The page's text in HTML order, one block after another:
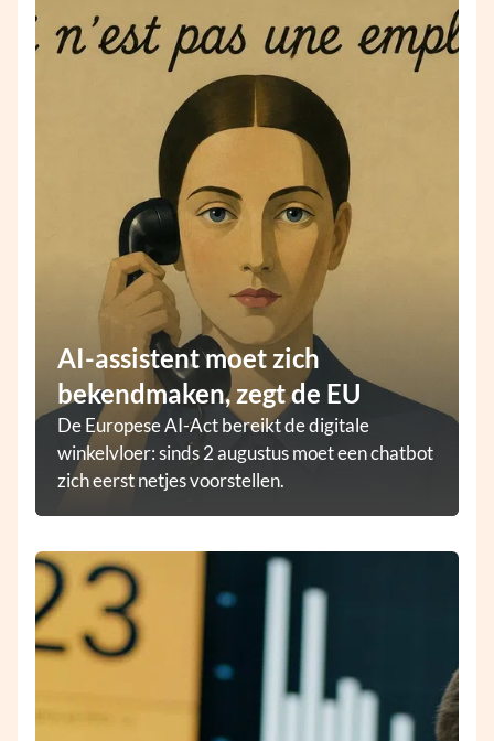
AI-assistent moet zich
bekendmaken, zegt de EU
De Europese AI-Act bereikt de digitale
winkelvloer: sinds 2 augustus moet een chatbot
zich eerst netjes voorstellen.